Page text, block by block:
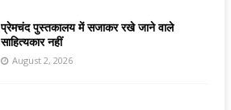
प्रेमचंद पुस्तकालय में सजाकर रखे जाने वाले
साहित्यकार नहीं
August 2, 2026